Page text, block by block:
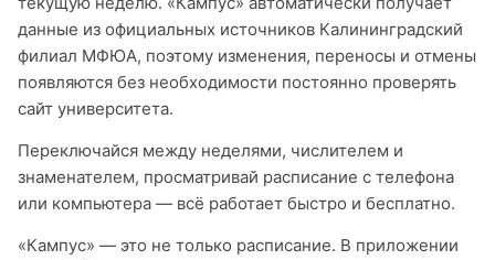
данные из официальных источников Калининградский
филиал МФЮА, поэтому изменения, переносы и отмены
появляются без необходимости постоянно проверять
сайт университета.
Переключайся между неделями, числителем и
знаменателем, просматривай расписание с телефона
или компьютера — всё работает быстро и бесплатно.
«Кампус» — это не только расписание. В приложении